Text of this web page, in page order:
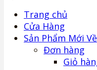
Trang chủ
Cửa Hàng
Sản Phẩm Mới Về
Đơn hàng
Giỏ